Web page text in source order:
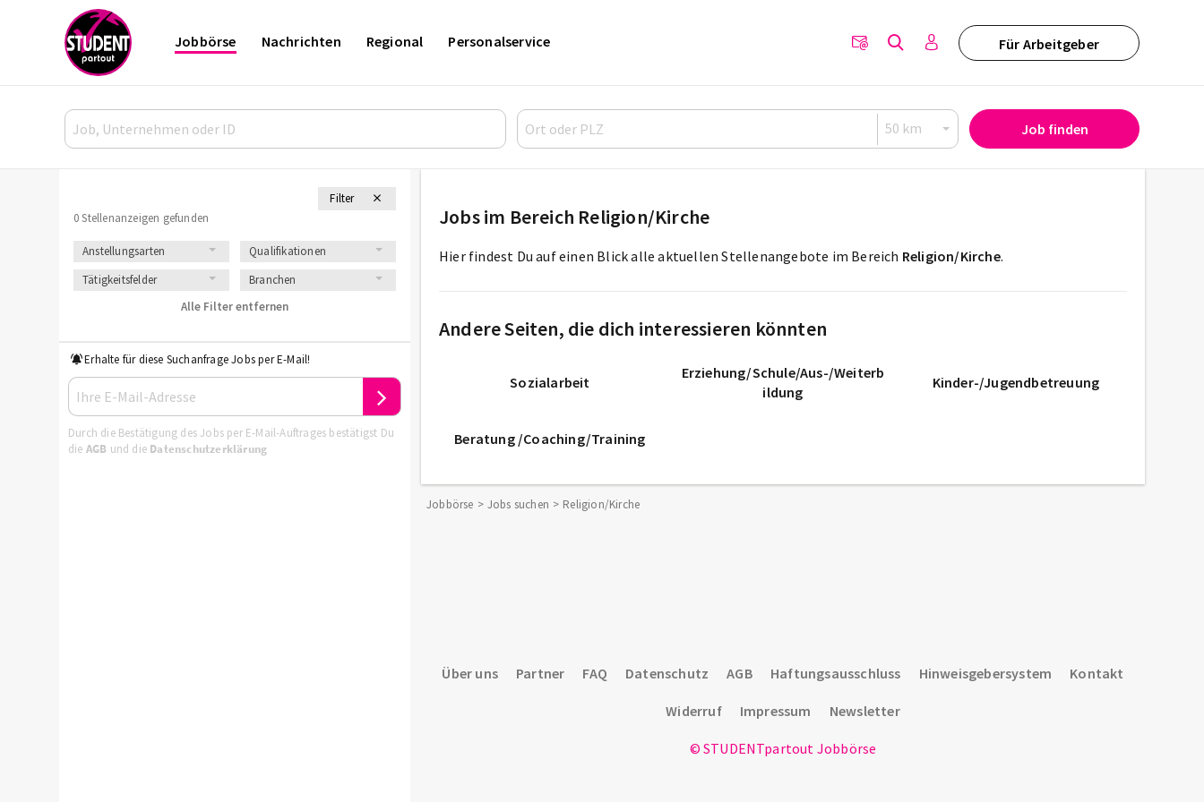
Für Arbeitgeber
Jobbörse Nachrichten Regional Personalservice
Job finden
Filter
0 Stellenanzeigen gefunden
Anstellungsarten
Qualifikationen
Tätigkeitsfelder
Branchen
Alle Filter entfernen
Erhalte für diese Suchanfrage Jobs per E-Mail!
Durch die Bestätigung des Jobs per E-Mail-Auftrages bestätigst Du
die AGB und die Datenschutzerklärung
Jobs im Bereich Religion/Kirche
Hier findest Du auf einen Blick alle aktuellen Stellenangebote im Bereich Religion/Kirche.
Andere Seiten, die dich interessieren könnten
Sozialarbeit
Erziehung/Schule/Aus-/Weiterb
ildung
Kinder-/Jugendbetreuung
Beratung /Coaching/Training
Jobbörse Jobs suchen Religion/Kirche
Über uns Partner FAQ Datenschutz AGB Haftungsausschluss Hinweisgebersystem Kontakt
Widerruf Impressum Newsletter
© STUDENTpartout Jobbörse